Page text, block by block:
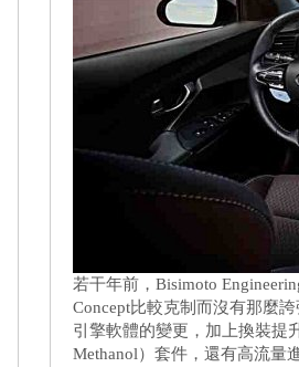
若干年前，Bisimoto
Concept比較克制而沒有那麼
引擎軟體的變更，加上換裝提
Methanol）套件，還有高流量